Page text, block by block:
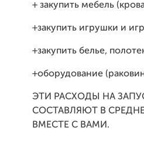
+ закупить мебель
+закупить игрушки и
+закупить белье,
+оборудование
ЭТИ РАСХОДЫ НА
СОСТАВЛЯЮТ В
ВМЕСТЕ С ВАМИ.